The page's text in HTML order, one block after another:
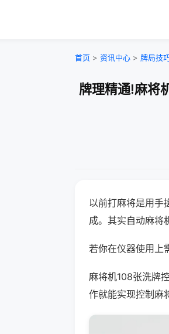
首页 > 资讯中心 > 牌局技
牌理精通!麻将
以前打麻将是用手
成。其实自动麻将
若你在仪器使用上
麻将机108张洗牌
作就能实现控制麻